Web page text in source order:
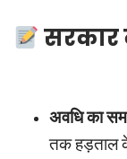
अवधि का
तक हड़ताल